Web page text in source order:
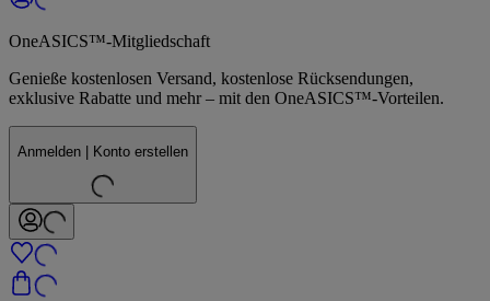
OneASICS™-Mitgliedschaft
Genieße kostenlosen Versand, kostenlose Rücksendungen,
exklusive Rabatte und mehr – mit den OneASICS™-Vorteilen.
Anmelden | Konto erstellen